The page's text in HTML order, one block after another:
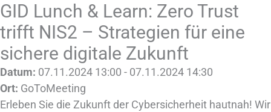
GID Lunch & Learn: Zero Trust
trifft NIS2 – Strategien für eine
sichere digitale Zukunft
Datum: 07.11.2024 13:00 - 07.11.2024 14:30
Ort: GoToMeeting
Erleben Sie die Zukunft der Cybersicherheit hautnah! Wir